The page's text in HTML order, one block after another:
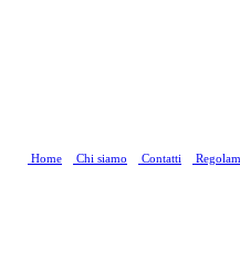
Home Chi siamo Contatti